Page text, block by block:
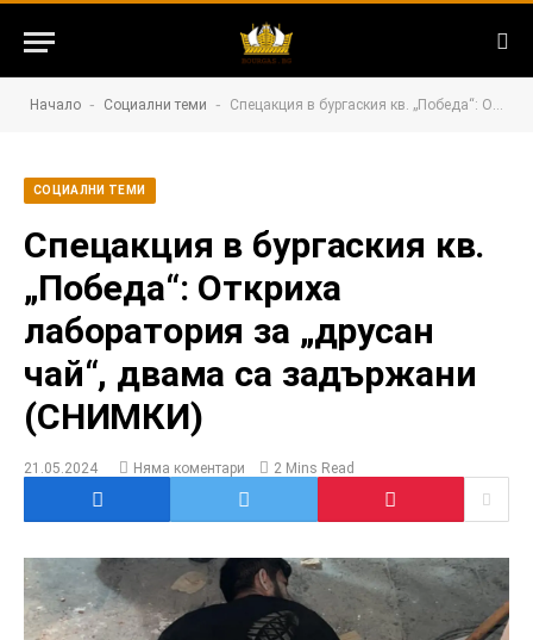
Начало - Социални теми - Спецакция в бургаския кв. „Победа“: Откриха лаборатория за „друсан чай“, двама са задържани (СНИМКИ)
СОЦИАЛНИ ТЕМИ
Спецакция в бургаския кв.
„Победа“: Откриха
лаборатория за „друсан
чай“, двама са задържани
(СНИМКИ)
21.05.2024 Няма коментари 2 Mins Read